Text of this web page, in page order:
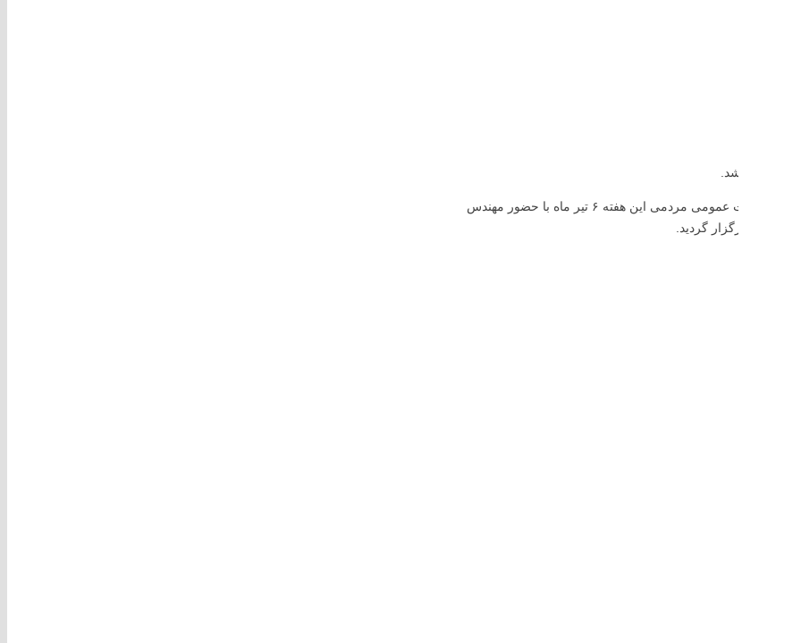
✍️در راستای اجرای طرح تکریم ارباب رجوع و ارتباط مستقیم با شهروندان، جلسه ملاقات عمومی مردمی این هفته ۶ تیر ماه با حضور مهندس
برگزار گردید.